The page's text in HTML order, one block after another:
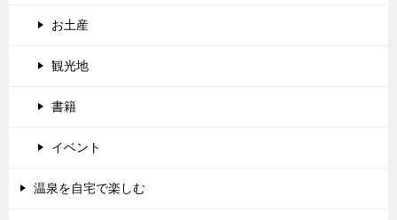
お土産
観光地
書籍
イベント
温泉を自宅で楽しむ